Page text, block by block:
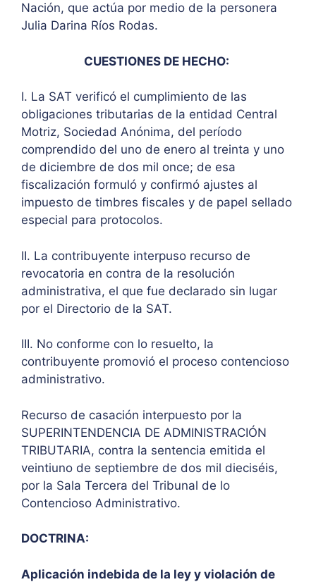
Nación, que actúa por medio de la personera
Julia Darina Ríos Rodas.
CUESTIONES DE HECHO:
I. La SAT verificó el cumplimiento de las
obligaciones tributarias de la entidad Central
Motriz, Sociedad Anónima, del período
comprendido del uno de enero al treinta y uno
de diciembre de dos mil once; de esa
fiscalización formuló y confirmó ajustes al
impuesto de timbres fiscales y de papel sellado
especial para protocolos.
II. La contribuyente interpuso recurso de
revocatoria en contra de la resolución
administrativa, el que fue declarado sin lugar
por el Directorio de la SAT.
III. No conforme con lo resuelto, la
contribuyente promovió el proceso contencioso
administrativo.
Recurso de casación interpuesto por la
SUPERINTENDENCIA DE ADMINISTRACIÓN
TRIBUTARIA, contra la sentencia emitida el
veintiuno de septiembre de dos mil dieciséis,
por la Sala Tercera del Tribunal de lo
Contencioso Administrativo.
DOCTRINA:
Aplicación indebida de la ley y violación de